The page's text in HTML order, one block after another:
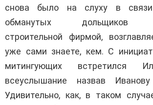
снова было на слуху в
обманутых дольщиков
строительной фирмой,
уже сами знаете, кем. С
митингующих встретился
всеуслышание назвав
Удивительно, как, в таком